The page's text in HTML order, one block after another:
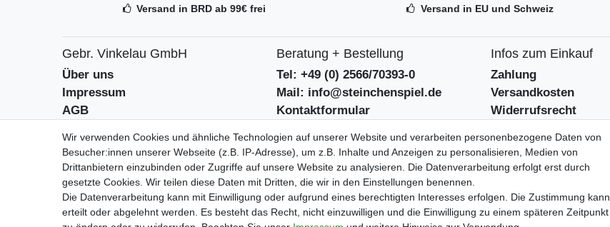
Versand in BRD ab 99€ frei Versand in EU und Schweiz
Gebr. Vinkelau GmbH
Über uns
Impressum
AGB
Beratung + Bestellung
Tel: +49 (0) 2566/70393-0
Mail: info@steinchenspiel.de
Kontaktformular
Geschäftszeiten
Mo-Fr 9 - 12:30 und 14 - 18 Uhr
Infos zum Einkauf
Zahlung
Versandkosten
Widerrufsrecht
Verpackungslizenz
Wir verwenden Cookies und ähnliche Technologien auf unserer Website und verarbeiten personenbezogene Daten von
Besucher:innen unserer Webseite (z.B. IP-Adresse), um z.B. Inhalte und Anzeigen zu personalisieren, Medien von
Drittanbietern einzubinden oder Zugriffe auf unsere Website zu analysieren. Die Datenverarbeitung erfolgt erst durch
gesetzte Cookies. Wir teilen diese Daten mit Dritten, die wir in den Einstellungen benennen.
Die Datenverarbeitung kann mit Einwilligung oder aufgrund eines berechtigten Interesses erfolgen. Die Zustimmung kann
erteilt oder abgelehnt werden. Es besteht das Recht, nicht einzuwilligen und die Einwilligung zu einem späteren Zeitpunkt